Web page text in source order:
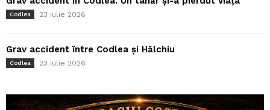
Codlea 23 iulie 2026
Grav accident între Codlea și Hălchiu
Codlea 23 iulie 2026